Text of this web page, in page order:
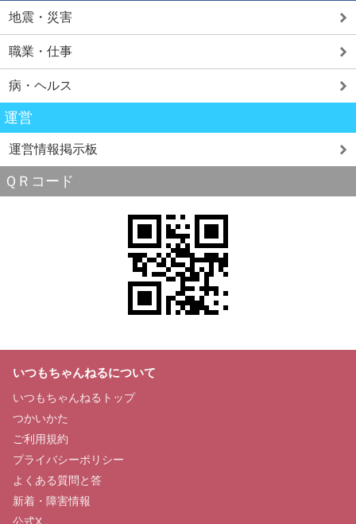
地震・災害
職業・仕事
病・ヘルス
運営
運営情報掲示板
ＱＲコード
いつもちゃんねるについて
いつもちゃんねるトップ
つかいかた
ご利用規約
プライバシーポリシー
よくある質問と答
新着・障害情報
公式X